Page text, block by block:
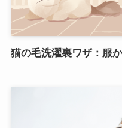
猫の毛洗濯裏ワザ：服